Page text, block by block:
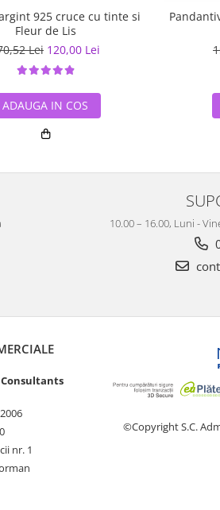
925 cruce cu tinte si
Fleur de Lis
Lei 120,00 Lei
ADAUGA IN COS
10.00 – 16.00, Luni -
Consultants
nr. 1
©Copyright S.C.